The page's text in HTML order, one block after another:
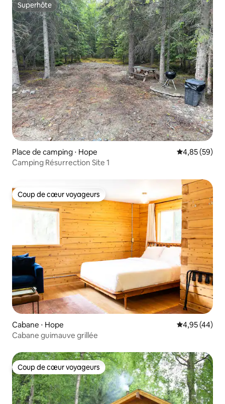
Superhôte
Superhôte
Place de camping ⋅ Hope Évaluation
4,85 (59)
Camping Résurrection Site 1
Coup de cœur voyageurs
Coup de cœur voyageurs
Cabane ⋅ Hope Évaluation
4,95 (44)
Cabane guimauve grillée
Coup de cœur voyageurs
Coup de cœur voyageurs